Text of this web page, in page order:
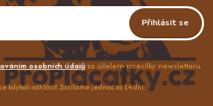
Přihlásit se
osobních údajůza účelem rozesílky newsletteru.
kdykoli odhlásit. Zasíláme jednou za 14 dní.